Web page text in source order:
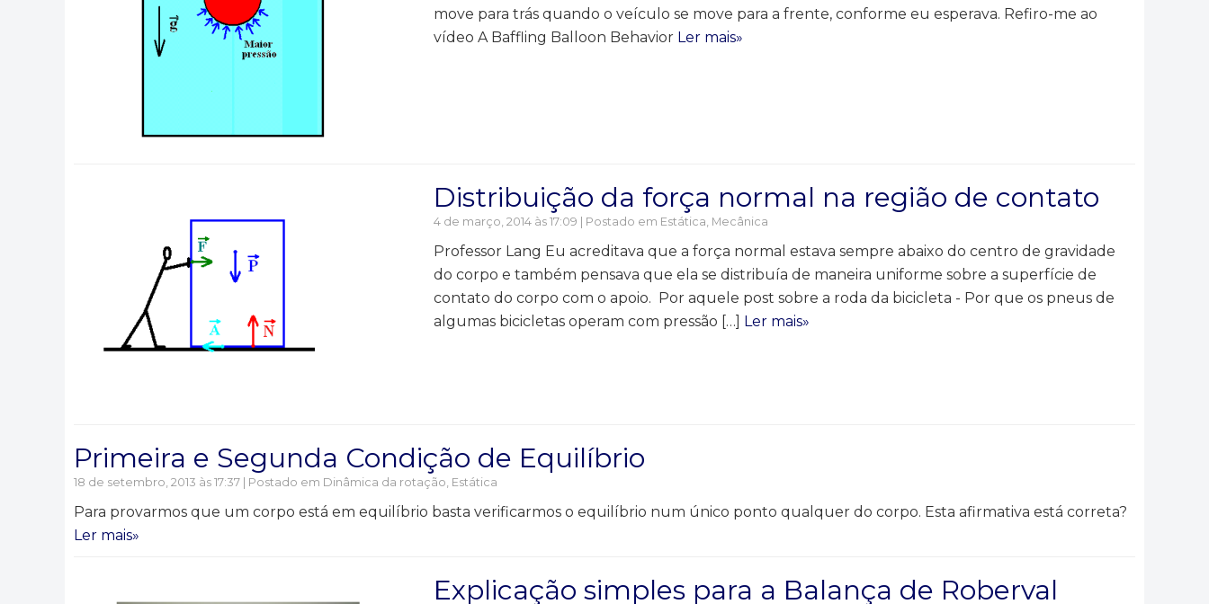
move para trás quando o veículo se move para a frente, conforme eu esperava. Refiro-me ao
vídeo A Baffling Balloon Behavior Ler mais»
Distribuição da força normal na região de contato
4 de março, 2014 às 17:09 | Postado em Estática, Mecânica
Professor Lang Eu acreditava que a força normal estava sempre abaixo do centro de gravidade
do corpo e também pensava que ela se distribuía de maneira uniforme sobre a superfície de
contato do corpo com o apoio. Por aquele post sobre a roda da bicicleta - Por que os pneus de
algumas bicicletas operam com pressão […] Ler mais»
Primeira e Segunda Condição de Equilíbrio
18 de setembro, 2013 às 17:37 | Postado em Dinâmica da rotação, Estática
Para provarmos que um corpo está em equilíbrio basta verificarmos o equilíbrio num único ponto qualquer do corpo. Esta afirmativa está correta?
Ler mais»
Explicação simples para a Balança de Roberval